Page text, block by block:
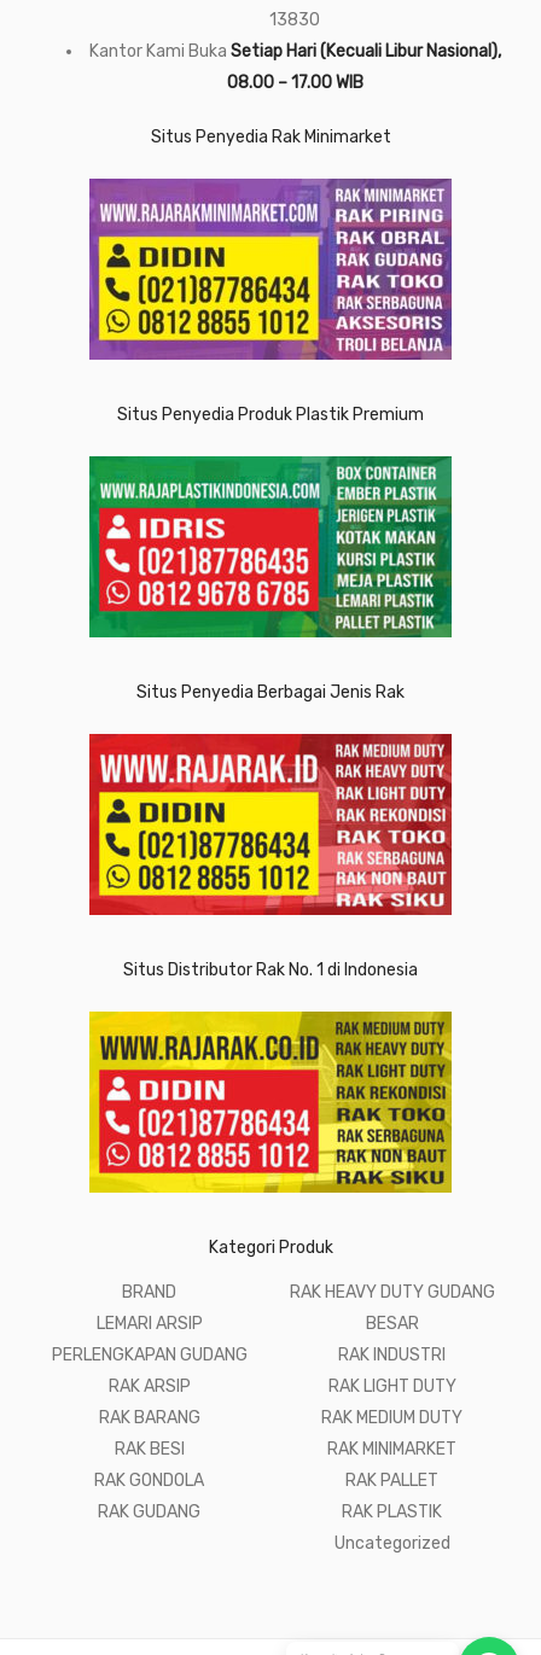
13830
Kantor Kami Buka Setiap Hari (Kecuali Libur Nasional),
08.00 – 17.00 WIB
Situs Penyedia Rak Minimarket
Situs Penyedia Produk Plastik Premium
Situs Penyedia Berbagai Jenis Rak
Situs Distributor Rak No. 1 di Indonesia
Kategori Produk
BRAND
LEMARI ARSIP
PERLENGKAPAN GUDANG
RAK ARSIP
RAK BARANG
RAK BESI
RAK GONDOLA
RAK GUDANG
RAK HEAVY DUTY GUDANG
BESAR
RAK INDUSTRI
RAK LIGHT DUTY
RAK MEDIUM DUTY
RAK MINIMARKET
RAK PALLET
RAK PLASTIK
Uncategorized